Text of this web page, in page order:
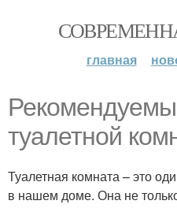
главная
туалетной
Туалетная комната – это
в нашем доме. Она не